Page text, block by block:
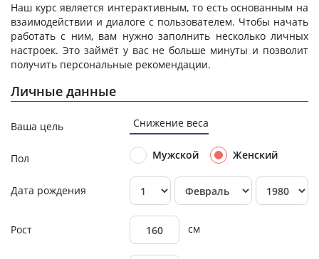
Наш курс является интерактивным, то есть основанным на
взаимодействии и диалоге с пользователем. Чтобы начать
работать с ним, вам нужно заполнить несколько личных
настроек. Это займёт у вас не больше минуты и позволит
получить персональные рекомендации.
Личные данные
Ваша цель Снижение веса
Пол Мужской Женский
Дата рождения
Рост см